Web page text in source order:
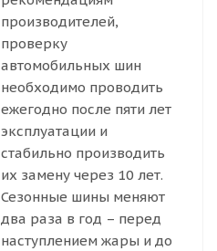
производителей,
проверку
автомобильных шин
необходимо проводить
ежегодно после пяти лет
эксплуатации и
стабильно производить
их замену через 10 лет.
Сезонные шины меняют
два раза в год – перед
наступлением жары и до